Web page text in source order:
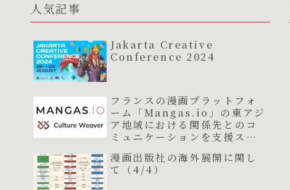
人気記事
Jakarta Creative
Conference 2024
フランスの漫画プラットフォ
ーム「Mangas.io」の東アジ
ア地域における関係先とのコ
ミュニケーションを支援スタ
漫画出版社の海外展開に関し
て（4/4）